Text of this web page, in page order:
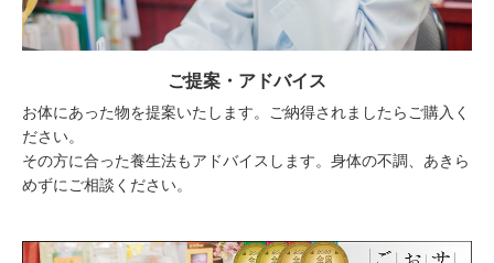
ご提案・アドバイス
お体にあった物を提案いたします。ご納得されましたらご購入く
ださい。
その方に合った養生法もアドバイスします。身体の不調、あきら
めずにご相談ください。